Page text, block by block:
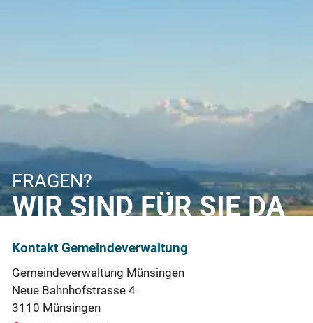
FRAGEN?
WIR SIND FÜR SIE DA
Kontakt Gemeindeverwaltung
Gemeindeverwaltung Münsingen
Neue Bahnhofstrasse 4
3110 Münsingen